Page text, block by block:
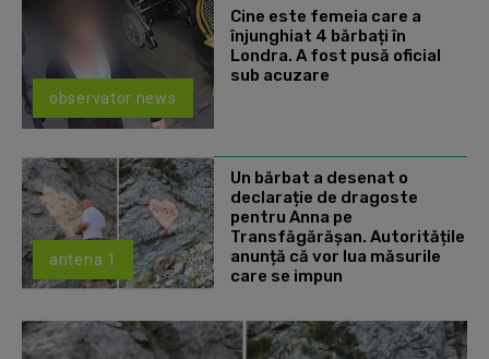
observator news
Cine este femeia care a
înjunghiat 4 bărbați în
Londra. A fost pusă oficial
sub acuzare
antena 1
Un bărbat a desenat o
declarație de dragoste
pentru Anna pe
Transfăgărășan. Autoritățile
anunță că vor lua măsurile
care se impun